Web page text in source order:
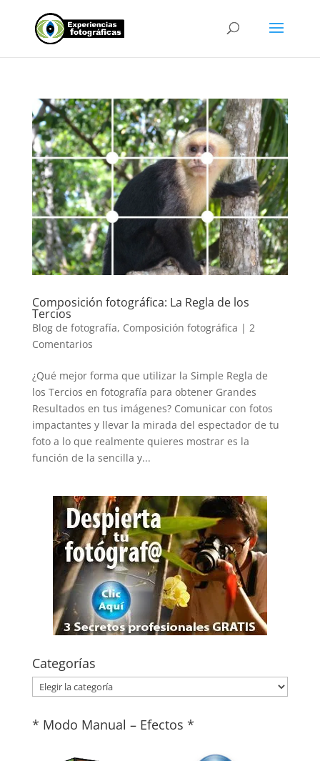
Composición fotográfica: La Regla de los
Tercios
Blog de fotografía, Composición fotográfica | 2
Comentarios
¿Qué mejor forma que utilizar la Simple Regla de
los Tercios en fotografía para obtener Grandes
Resultados en tus imágenes? Comunicar con fotos
impactantes y llevar la mirada del espectador de tu
foto a lo que realmente quieres mostrar es la
función de la sencilla y...
Categorías
Categorías
* Modo Manual – Efectos *